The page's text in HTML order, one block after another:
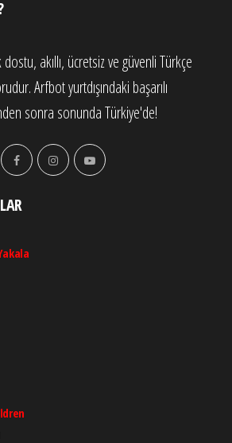
akıllı, ücretsiz ve güvenli Türkçe
Arfbot yurtdışındaki başarılı
sonra sonunda Türkiye'de!